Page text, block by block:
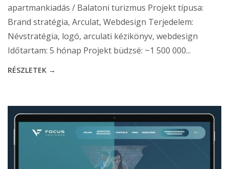
apartmankiadás / Balatoni turizmus Projekt típusa:
Brand stratégia, Arculat, Webdesign Terjedelem:
Névstratégia, logó, arculati kézikönyv, webdesign
Időtartam: 5 hónap Projekt büdzsé: ~1 500 000...
RÉSZLETEK →